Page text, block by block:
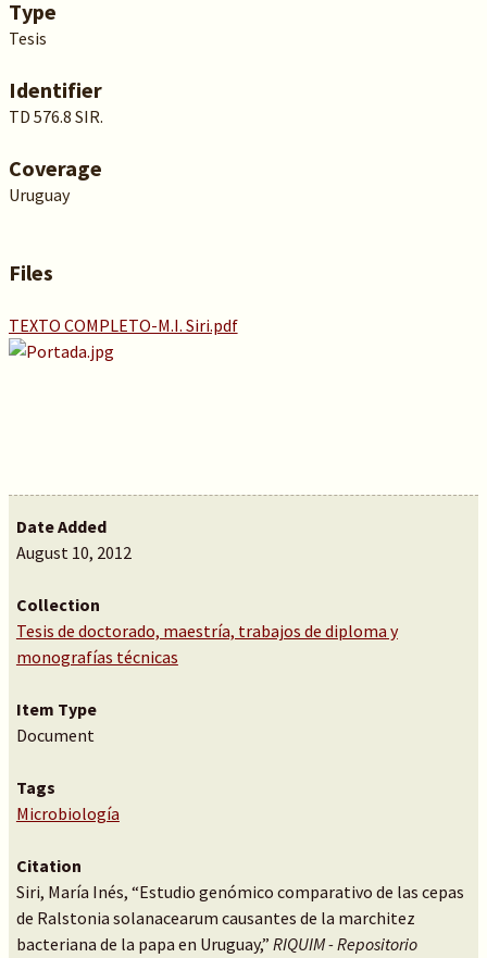
Type
Tesis
Identifier
TD 576.8 SIR.
Coverage
Uruguay
Files
TEXTO COMPLETO-M.I. Siri.pdf
Date Added
August 10, 2012
Collection
Tesis de doctorado, maestría, trabajos de diploma y
monografías técnicas
Item Type
Document
Tags
Microbiología
Citation
Siri, María Inés, “Estudio genómico comparativo de las cepas
de Ralstonia solanacearum causantes de la marchitez
bacteriana de la papa en Uruguay,” RIQUIM - Repositorio